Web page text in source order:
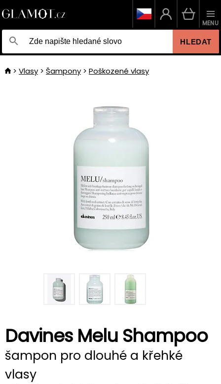
HLEDAT
MENU
Vlasy Šampony Poškozené vlasy
Davines Melu Shampoo
šampon pro dlouhé a křehké
vlasy